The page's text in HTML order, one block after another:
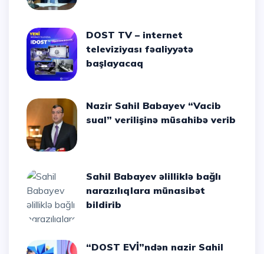
DOST TV – internet
televiziyası fəaliyyətə
başlayacaq
Nazir Sahil Babayev “Vacib
sual” verilişinə müsahibə verib
Sahil Babayev əlilliklə bağlı
narazılıqlara münasibət
bildirib
“DOST EVİ”ndən nazir Sahil